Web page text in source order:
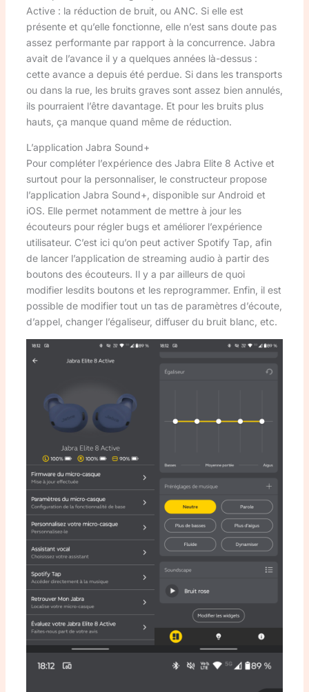
Active : la réduction de bruit, ou ANC. Si elle est
présente et qu’elle fonctionne, elle n’est sans doute pas
assez performante par rapport à la concurrence. Jabra
avait de l’avance il y a quelques années là-dessus :
cette avance a depuis été perdue. Si dans les transports
ou dans la rue, les bruits graves sont assez bien annulés,
ils pourraient l’être davantage. Et pour les bruits plus
hauts, ça manque quand même de réduction.
L’application Jabra Sound+
Pour compléter l’expérience des Jabra Elite 8 Active et
surtout pour la personnaliser, le constructeur propose
l’application Jabra Sound+, disponible sur Android et
iOS. Elle permet notamment de mettre à jour les
écouteurs pour régler bugs et améliorer l’expérience
utilisateur. C’est ici qu’on peut activer Spotify Tap, afin
de lancer l’application de streaming audio à partir des
boutons des écouteurs. Il y a par ailleurs de quoi
modifier lesdits boutons et les reprogrammer. Enfin, il est
possible de modifier tout un tas de paramètres d’écoute,
d’appel, changer l’égaliseur, diffuser du bruit blanc, etc.